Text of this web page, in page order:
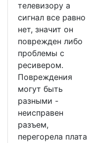
телевизору а
сигнал все равно
нет, значит он
поврежден либо
проблемы с
ресивером.
Повреждения
могут быть
разными -
неисправен
разъем,
перегорела плата